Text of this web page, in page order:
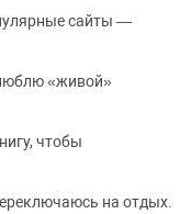
сайты —
«живой»
чтобы
на отдых.